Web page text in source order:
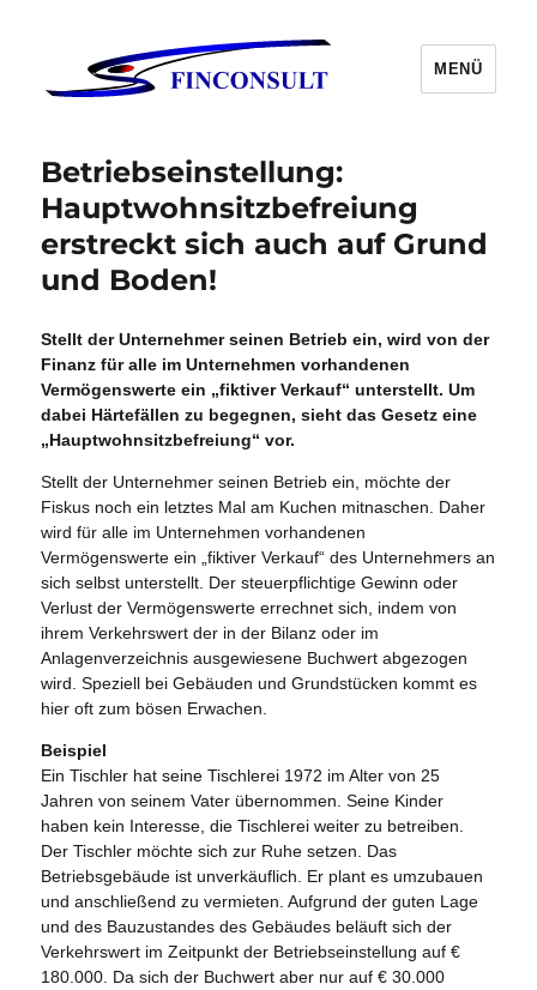
MENÜ
Betriebseinstellung:
Hauptwohnsitzbefreiung
erstreckt sich auch auf Grund
und Boden!
Stellt der Unternehmer seinen Betrieb ein, wird von der
Finanz für alle im Unternehmen vorhandenen
Vermögenswerte ein „fiktiver Verkauf“ unterstellt. Um
dabei Härtefällen zu begegnen, sieht das Gesetz eine
„Hauptwohnsitzbefreiung“ vor.
Stellt der Unternehmer seinen Betrieb ein, möchte der
Fiskus noch ein letztes Mal am Kuchen mitnaschen. Daher
wird für alle im Unternehmen vorhandenen
Vermögenswerte ein „fiktiver Verkauf“ des Unternehmers an
sich selbst unterstellt. Der steuerpflichtige Gewinn oder
Verlust der Vermögenswerte errechnet sich, indem von
ihrem Verkehrswert der in der Bilanz oder im
Anlagenverzeichnis ausgewiesene Buchwert abgezogen
wird. Speziell bei Gebäuden und Grundstücken kommt es
hier oft zum bösen Erwachen.
Beispiel
Ein Tischler hat seine Tischlerei 1972 im Alter von 25
Jahren von seinem Vater übernommen. Seine Kinder
haben kein Interesse, die Tischlerei weiter zu betreiben.
Der Tischler möchte sich zur Ruhe setzen. Das
Betriebsgebäude ist unverkäuflich. Er plant es umzubauen
und anschließend zu vermieten. Aufgrund der guten Lage
und des Bauzustandes des Gebäudes beläuft sich der
Verkehrswert im Zeitpunkt der Betriebseinstellung auf €
180.000. Da sich der Buchwert aber nur auf € 30.000